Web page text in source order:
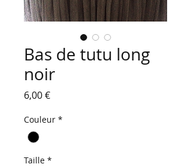
Bas de tutu long
noir
6,00 €Prix
Couleur *
Taille *